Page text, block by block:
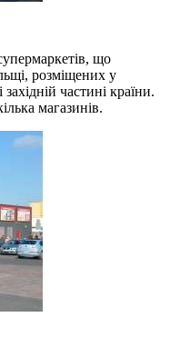
що
розміщених у
частині країни.
магазинів.